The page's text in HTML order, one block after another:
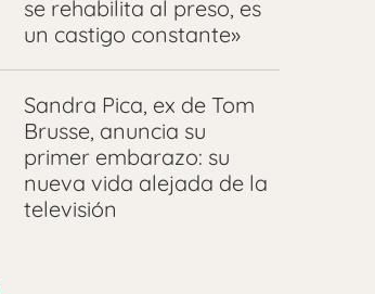
se rehabilita al preso, es
un castigo constante»
Sandra Pica, ex de Tom
Brusse, anuncia su
primer embarazo: su
nueva vida alejada de la
televisión